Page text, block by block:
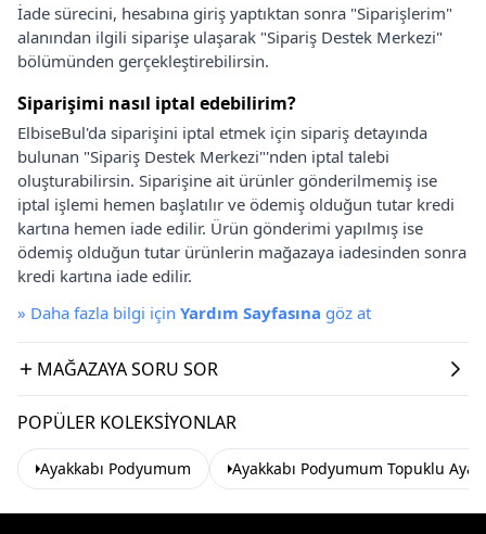
İade sürecini, hesabına giriş yaptıktan sonra "Siparişlerim"
alanından ilgili siparişe ulaşarak "Sipariş Destek Merkezi"
bölümünden gerçekleştirebilirsin.
Siparişimi nasıl iptal edebilirim?
ElbiseBul'da siparişini iptal etmek için sipariş detayında
bulunan "Sipariş Destek Merkezi"'nden iptal talebi
oluşturabilirsin. Siparişine ait ürünler gönderilmemiş ise
iptal işlemi hemen başlatılır ve ödemiş olduğun tutar kredi
kartına hemen iade edilir. Ürün gönderimi yapılmış ise
ödemiş olduğun tutar ürünlerin mağazaya iadesinden sonra
kredi kartına iade edilir.
» Daha fazla bilgi için Yardım Sayfasına göz at
MAĞAZAYA SORU SOR
POPÜLER KOLEKSIYONLAR
Ayakkabı Podyumum Ayakkabı Podyumum Topuklu